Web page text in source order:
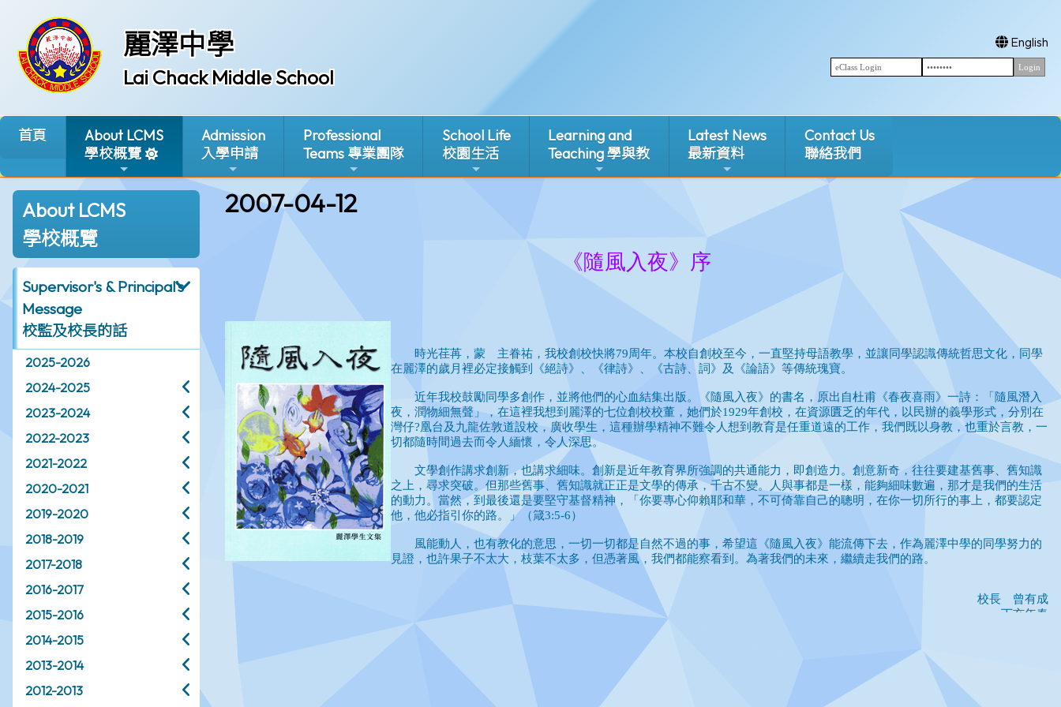
麗澤中學
Lai Chack Middle School
English
首頁
About LCMS
學校概覽
Admission
入學申請
Professional
Teams 專業團隊
School Life
校園生活
Learning and
Teaching 學與教
Latest News
最新資料
Contact Us
聯絡我們
About LCMS
學校概覽
Supervisor's & Principal's
Message
校監及校長的話
2025-2026
2024-2025
2023-2024
2022-2023
2021-2022
2020-2021
2019-2020
2018-2019
2017-2018
2016-2017
2015-2016
2014-2015
2013-2014
2012-2013
2007-04-12